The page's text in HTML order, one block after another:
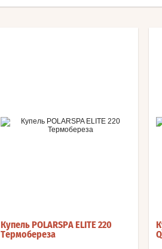
Купель POLARSPA ELITE 220
Термобереза